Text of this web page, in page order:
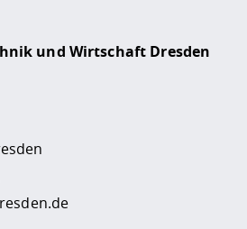
und Wirtschaft Dresden